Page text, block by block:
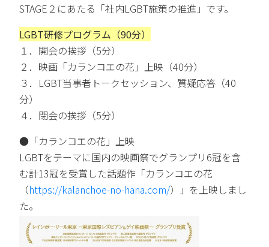
STAGE２にあたる「社内LGBT施策の推進」です。
LGBT研修プログラム（90分）
１．開会の挨拶（5分）
２．映画「カランコエの花」上映（40分）
３．LGBT当事者トークセッション、質疑応答（40
分）
４．閉会の挨拶（5分）
●「カランコエの花」上映
LGBTをテーマに国内の映画祭でグランプリ6冠を含
む計13冠を受賞した話題作「カランコエの花
（https://kalanchoe-no-hana.com/）」 を上映しまし
た。